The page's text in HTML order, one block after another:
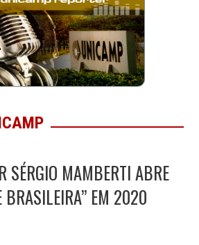
SÉRGIO MAMBERTI ABRE
BRASILEIRA” EM 2020